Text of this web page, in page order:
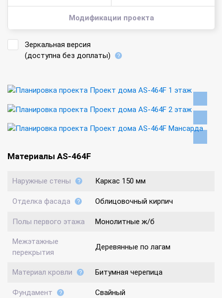
Модификации проекта
Зеркальная версия
(доступна без доплаты)
Материалы AS-464F
Наружные стены Каркас 150 мм
Отделка фасада Облицовочный кирпич
Полы первого этажа Монолитные ж/б
Межэтажные
перекрытия
Деревянные по лагам
Материал кровли Битумная черепица
Фундамент Свайный